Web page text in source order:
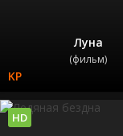
Луна
(фильм)
HD